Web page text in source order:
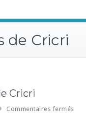
de Cricri
Cricri
Commentaires fermés